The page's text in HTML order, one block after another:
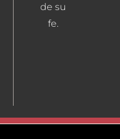
de su
fe.